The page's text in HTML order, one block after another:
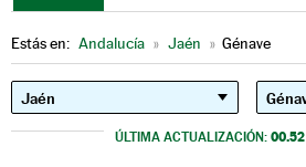
Estás en: Andalucía » Jaén » Génave
ÚLTIMA ACTUALIZACIÓN: 00.52